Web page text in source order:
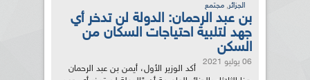
الجزائر, مجتمع
بن عبد الرحمان: الدولة لن تدخر أي
جهد لتلبية احتياجات السكان من
السكن
06 يوليو 2021
أكد الوزير الأول، أيمن بن عبد الرحمان